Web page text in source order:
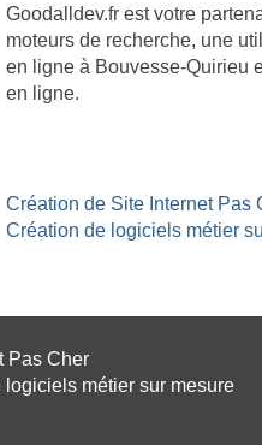
Goodalldev.fr est votre
moteurs de recherche, une
en ligne à Bouvesse-Quirieu
en ligne.
Création de Site Internet Pas
Création de logiciels métier
Pas Cher
logiciels métier sur mesure